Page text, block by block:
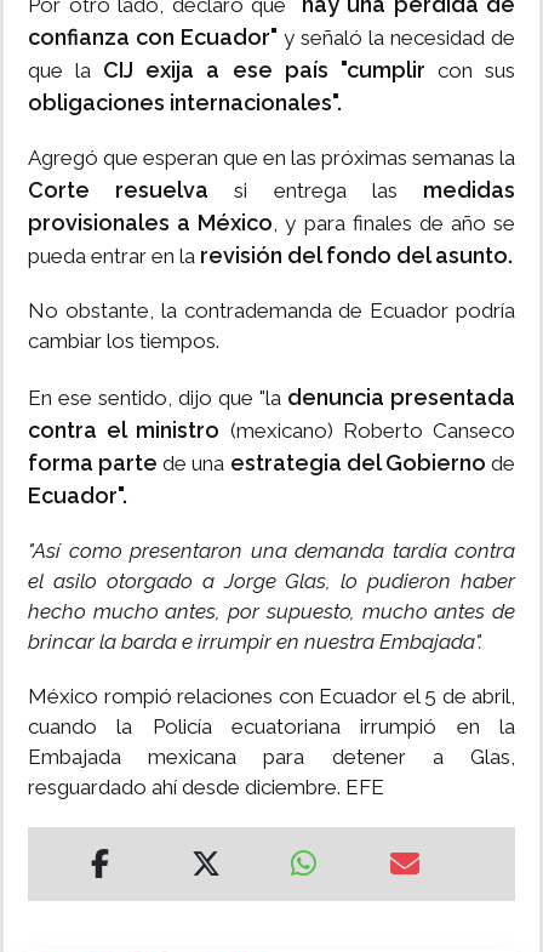
Por otro lado, declaró que
confianza con Ecuador" y señaló la necesidad de
que la CIJ exija a ese país "cumplir con sus
obligaciones internacionales".
Agregó que esperan que en las próximas semanas la
Corte resuelvasi entrega las medidas
provisionales a México, y para finales de año se
pueda entrar en la revisión del fondo del asunto.
No obstante, la contrademanda de Ecuador podría
cambiar los tiempos.
En ese sentido, dijo que "la denuncia presentada
contra el ministro (mexicano) Roberto Canseco
forma partede una estrategia del Gobierno de
Ecuador".
"Así como presentaron una demanda tardía contra
el asilo otorgado a Jorge Glas, lo pudieron haber
hecho mucho antes, por supuesto, mucho antes de
brincar la barda e irrumpir en nuestra Embajada".
México rompió relaciones con Ecuador el 5 de abril,
cuando la Policía ecuatoriana irrumpió en la
Embajada mexicana para detener a Glas,
resguardado ahí desde diciembre. EFE